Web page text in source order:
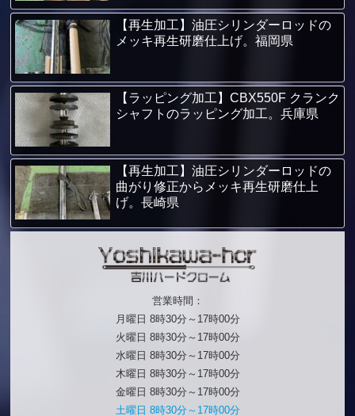
【再生加工】油圧シリンダーロッドの
メッキ再生研磨仕上げ。福岡県
【ラッピング加工】CBX550F クランク
シャフトのラッピング加工。兵庫県
【再生加工】油圧シリンダーロッドの
曲がり修正からメッキ再生研磨仕上
げ。長崎県
営業時間：
月曜日 8時30分～17時00分
火曜日 8時30分～17時00分
水曜日 8時30分～17時00分
木曜日 8時30分～17時00分
金曜日 8時30分～17時00分
土曜日 8時30分～17時00分